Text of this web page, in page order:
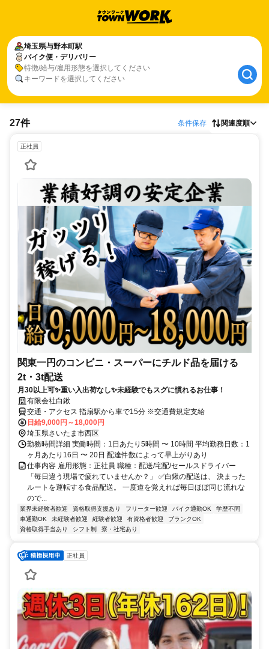
埼玉県与野本町駅
バイク便・デリバリー
特徴/給与/雇用形態を選択してください
キーワードを選択してください
27件 条件保存 関連度順
正社員
関東一円のコンビニ・スーパーにチルド品を届ける
2t・3t配送
月30以上可✨重い入出荷なし✨未経験でもスグに慣れるお仕事！
有限会社白鍬
交通・アクセス 指扇駅から車で15分 ※交通費規定支給
日給9,000円～18,000円
埼玉県さいたま市西区
勤務時間詳細 実働時間：1日あたり5時間 〜 10時間 平均勤務日数：1
ヶ月あたり16日 〜 20日 配達件数によって早上がりあり
仕事内容 雇用形態：正社員 職種：配送/宅配/セールスドライバー
「毎日違う現場で疲れていませんか？」 ✅白鍬の配送は、 決まった
ルートを運転する食品配送。 一度道を覚えれば毎日ほぼ同じ流れな
ので...
業界未経験者歓迎 資格取得支援あり フリーター歓迎 バイク通勤OK
学歴不問
車通勤OK
未経験者歓迎 経験者歓迎 有資格者歓迎
ブランクOK
資格取得手当あり
シフト制 寮・社宅あり
正社員